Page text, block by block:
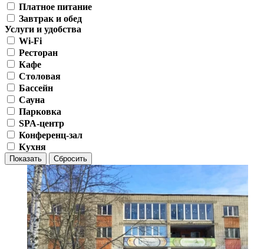
Платное питание
Завтрак и обед
Услуги и удобства
Wi-Fi
Ресторан
Кафе
Столовая
Бассейн
Сауна
Парковка
SPA-центр
Конференц-зал
Кухня
Показать Сбросить